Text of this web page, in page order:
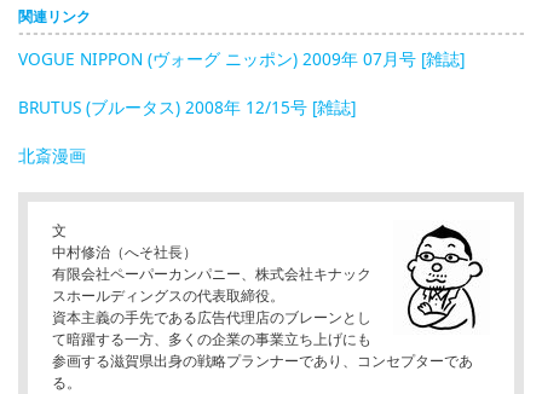
関連リンク
VOGUE NIPPON (ヴォーグ ニッポン) 2009年 07月号 [雑誌]
BRUTUS (ブルータス) 2008年 12/15号 [雑誌]
北斎漫画
文
中村修治（へそ社長）
有限会社ペーパーカンパニー、株式会社キナック
スホールディングスの代表取締役。
資本主義の手先である広告代理店のブレーンとし
て暗躍する一方、多くの企業の事業立ち上げにも
参画する滋賀県出身の戦略プランナーであり、コンセプターであ
る。